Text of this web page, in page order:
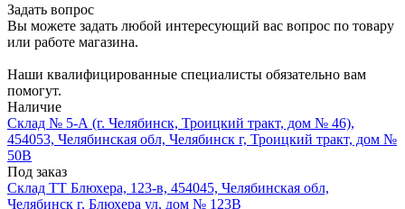
Задать вопрос
Вы можете задать любой интересующий вас вопрос по товару
или работе магазина.
Наши квалифицированные специалисты обязательно вам
помогут.
Наличие
Склад № 5-А (г. Челябинск, Троицкий тракт, дом № 46),
454053, Челябинская обл, Челябинск г, Троицкий тракт, дом №
50В
Под заказ
Склад ТТ Блюхера, 123-в, 454045, Челябинская обл,
Челябинск г, Блюхера ул, дом № 123В